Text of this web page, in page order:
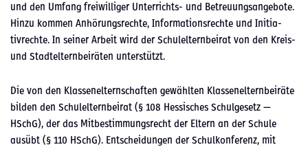
und den Umfang frei­williger Unter­richts- und Betreu­ungsange­bote.
Hinzu kom­men Anhörungsrechte, Infor­ma­tion­srechte und Ini­tia­
tivrechte. In sein­er Arbeit wird der Schulel­tern­beirat von den Kreis-
und Stadtel­tern­beiräten unter­stützt.
Die von den Klassenel­tern­schaften gewählten Klassenel­tern­beiräte
bilden den Schulel­tern­beirat (§ 108 Hes­sis­ches Schulge­setz —
HSchG), der das Mitbes­tim­mungsrecht der Eltern an der Schule
ausübt (§ 110 HSchG). Entschei­dun­gen der Schulkon­ferenz, mit